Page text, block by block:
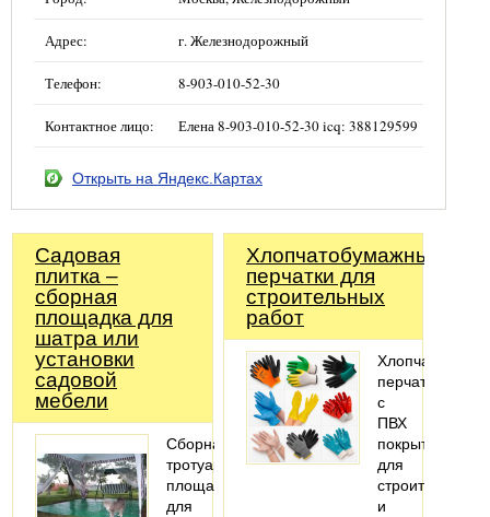
Адрес: г. Железнодорожный
Телефон: 8-903-010-52-30
Контактное лицо: Елена 8-903-010-52-30 icq: 388129599
Открыть на Яндекс.Картах
Садовая
плитка –
сборная
площадка для
шатра или
установки
садовой
мебели
Сборная
тротуарная
площадка
для
Хлопчатобумажные
перчатки для
строительных
работ
перчатки
с
ПВХ
покрытием
для
строительных
и